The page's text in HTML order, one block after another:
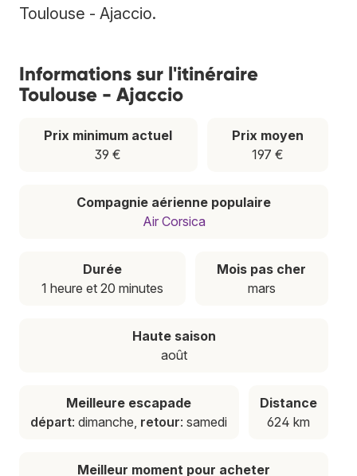
Toulouse - Ajaccio.
Informations sur l'itinéraire
Toulouse - Ajaccio
Prix minimum actuel
39 €
Prix moyen
197 €
Compagnie aérienne populaire
Air Corsica
Durée
1 heure et 20 minutes
Mois pas cher
mars
Haute saison
août
Meilleure escapade
départ: dimanche, retour: samedi
Distance
624 km
Meilleur moment pour acheter